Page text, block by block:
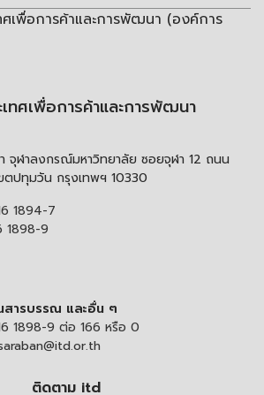
ศเพื่อการค้าและการพัฒนา (องค์การ
เทศเพื่อการค้าและการพัฒนา
จุฬาลงกรณ์มหาวิทยาลัย ซอยจุฬา 12 ถนน
ตปทุมวัน กรุงเทพฯ 10330
1894-7
1898-9
ารบรรณ และอื่น ๆ
1898-9 ต่อ 166 หรือ 0
ติดตาม itd